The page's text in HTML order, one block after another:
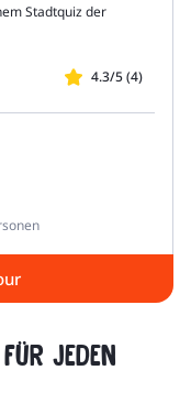
Stadtquiz der
4.3/5 (4)
für jeden